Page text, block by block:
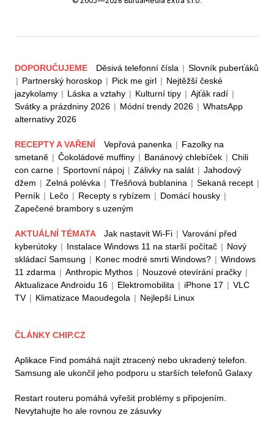
DOPORUČUJEME Děsivá telefonní čísla | Slovník puberťáků
| Partnerský horoskop | Pick me girl | Nejtěžší české
jazykolamy | Láska a vztahy | Kulturní tipy | Ajťák radí |
Svátky a prázdniny 2026 | Módní trendy 2026 | WhatsApp
alternativy 2026
RECEPTY A VAŘENÍ Vepřová panenka | Fazolky na
smetaně | Čokoládové muffiny | Banánový chlebíček | Chili
con carne | Sportovní nápoj | Zálivky na salát | Jahodový
džem | Zelná polévka | Třešňová bublanina | Sekaná recept |
Perník | Lečo | Recepty s rybízem | Domácí housky |
Zapečené brambory s uzeným
AKTUÁLNÍ TÉMATA Jak nastavit Wi-Fi | Varování před
kyberútoky | Instalace Windows 11 na starší počítač | Nový
skládací Samsung | Konec modré smrti Windows? | Windows
11 zdarma | Anthropic Mythos | Nouzové otevírání pračky |
Aktualizace Androidu 16 | Elektromobilita | iPhone 17 | VLC
TV | Klimatizace Maoudegola | Nejlepší Linux
ČLÁNKY CHIP.CZ
Aplikace Find pomáhá najít ztracený nebo ukradený telefon.
Samsung ale ukončil jeho podporu u starších telefonů Galaxy
Restart routeru pomáhá vyřešit problémy s připojením.
Nevytahujte ho ale rovnou ze zásuvky